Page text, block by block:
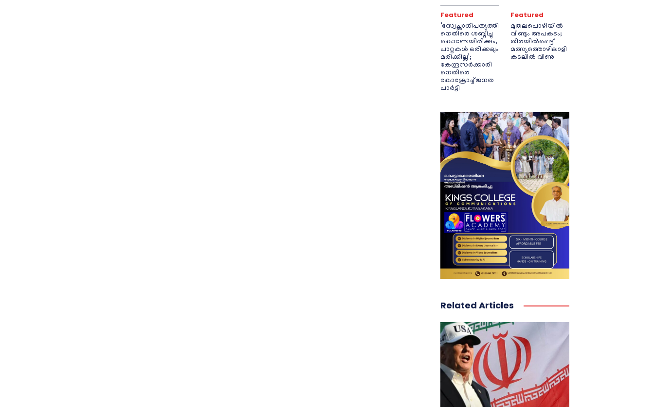
Featured
‘സ്വേച്ഛാധിപത്യത്തി
നെതിരെ ശബ്ദിച്ചു
കൊണ്ടേയിരിക്കും,
പാറ്റകൾ ഒരിക്കലും
മരിക്കില്ല’;
കേന്ദ്രസർക്കാരി
നെതിരെ
കോക്രോച്ച് ജനത
പാർട്ടി
Featured
മുതലപൊഴിയിൽ
വീണ്ടും അപകടം;
തിരയിൽപ്പെട്ട്
മത്സ്യത്തൊഴിലാളി
കടലിൽ വീണു
Related Articles